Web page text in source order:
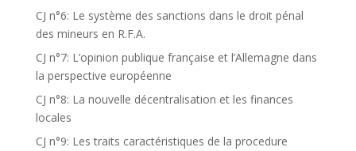
CJ n°6: Le système des sanctions dans le droit pénal
des mineurs en R.F.A.
CJ n°7: L’opinion publique française et l’Allemagne dans
la perspective européenne
CJ n°8: La nouvelle décentralisation et les finances
locales
CJ n°9: Les traits caractéristiques de la procedure